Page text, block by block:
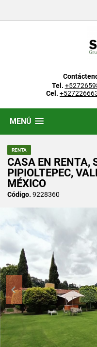
Tel.
Cel.
MENÚ
RENTA
CASA EN RENTA,
PIPIOLTEPEC,
MÉXICO
Código. 9228360